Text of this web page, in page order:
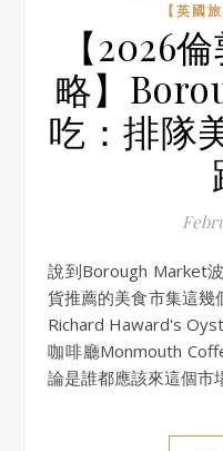
【英國
【2026
略】
吃：排隊
說到Borough Market波羅市集我大概就直接聯想到吃
貨推薦的美食市集這幾
Richard Haward's
咖啡廳Monmouth
論是誰都應該來這個市